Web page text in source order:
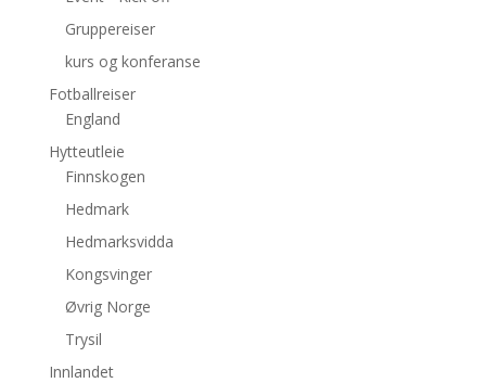
Gruppereiser
kurs og konferanse
Fotballreiser
England
Hytteutleie
Finnskogen
Hedmark
Hedmarksvidda
Kongsvinger
Øvrig Norge
Trysil
Innlandet